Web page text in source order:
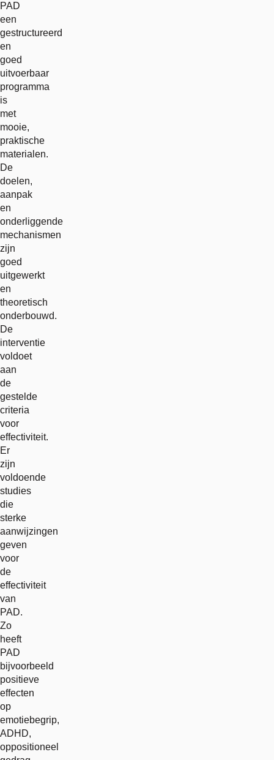
PAD
een
gestructureerd
en
goed
uitvoerbaar
programma
is
met
mooie,
praktische
materialen.
De
doelen,
aanpak
en
onderliggende
mechanismen
zijn
goed
uitgewerkt
en
theoretisch
onderbouwd.
De
interventie
voldoet
aan
de
gestelde
criteria
voor
effectiviteit.
Er
zijn
voldoende
studies
die
sterke
aanwijzingen
geven
voor
de
effectiviteit
van
PAD.
Zo
heeft
PAD
bijvoorbeeld
positieve
effecten
op
emotiebegrip,
ADHD,
oppositioneel